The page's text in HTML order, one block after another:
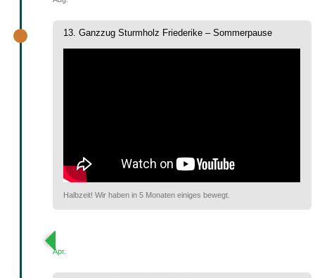
13. Ganzzug Sturmholz Friederike – Sommerpause
Halbzeit! Wir haben in 5 Monaten einiges bewegt.
Apr.